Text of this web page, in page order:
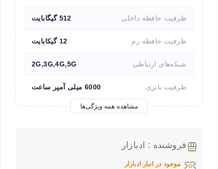
ظرفیت حافظه داخلی 512 گیگابایت
ظرفیت حافظه رم 12 گیکابایت
شبکه‌های ارتباطی 2G,3G,4G,5G
ظرفیت باتری 6000 میلی آمپر ساعت
مشاهده همه ویژگی‌ها
فروشنده : ادبازار
موجود در انبار ادبازار